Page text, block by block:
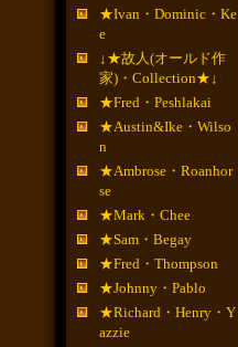
★Ivan・Dominic・Ke
e
↓★故人(オールド作
家)・Collection★↓
★Fred・Peshlakai
★Austin&Ike・Wilso
n
★Ambrose・Roanhor
se
★Mark・Chee
★Sam・Begay
★Fred・Thompson
★Johnny・Pablo
★Richard・Henry・Y
azzie